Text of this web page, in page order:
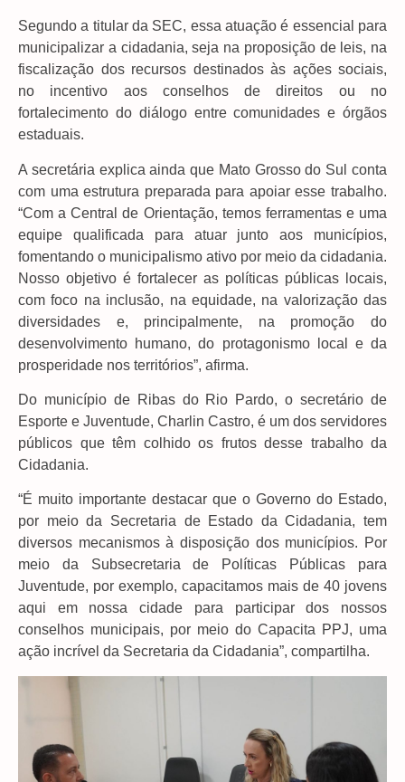
Segundo a titular da SEC, essa atuação é essencial para
municipalizar a cidadania, seja na proposição de leis, na
fiscalização dos recursos destinados às ações sociais,
no incentivo aos conselhos de direitos ou no
fortalecimento do diálogo entre comunidades e órgãos
estaduais.
A secretária explica ainda que Mato Grosso do Sul conta
com uma estrutura preparada para apoiar esse trabalho.
“Com a Central de Orientação, temos ferramentas e uma
equipe qualificada para atuar junto aos municípios,
fomentando o municipalismo ativo por meio da cidadania.
Nosso objetivo é fortalecer as políticas públicas locais,
com foco na inclusão, na equidade, na valorização das
diversidades e, principalmente, na promoção do
desenvolvimento humano, do protagonismo local e da
prosperidade nos territórios”, afirma.
Do município de Ribas do Rio Pardo, o secretário de
Esporte e Juventude, Charlin Castro, é um dos servidores
públicos que têm colhido os frutos desse trabalho da
Cidadania.
“É muito importante destacar que o Governo do Estado,
por meio da Secretaria de Estado da Cidadania, tem
diversos mecanismos à disposição dos municípios. Por
meio da Subsecretaria de Políticas Públicas para
Juventude, por exemplo, capacitamos mais de 40 jovens
aqui em nossa cidade para participar dos nossos
conselhos municipais, por meio do Capacita PPJ, uma
ação incrível da Secretaria da Cidadania”, compartilha.